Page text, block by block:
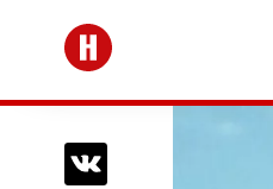
Перейти на главную
Поделиться Вконтакте